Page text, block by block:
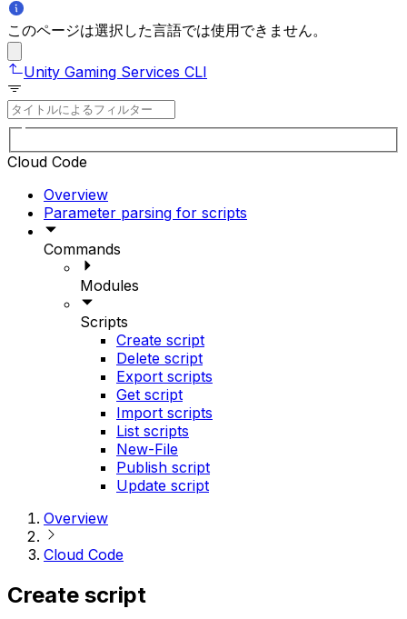
このページは選択した言語では使用できません。
Unity Gaming Services CLI
Cloud Code
Overview
Parameter parsing for scripts
Commands
Modules
Scripts
Create script
Delete script
Export scripts
Get script
Import scripts
List scripts
New-File
Publish script
Update script
Overview
Cloud Code
Create script